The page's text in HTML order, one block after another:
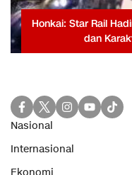
Honkai: Star Rail
dan
Nasional
Internasional